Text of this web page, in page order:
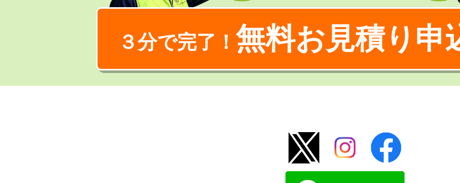
３分で完了！ 無料お見積り申